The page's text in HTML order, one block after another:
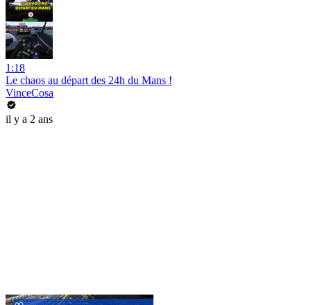
1:18
Le chaos au départ des 24h du Mans !
VinceCosa
il y a 2 ans